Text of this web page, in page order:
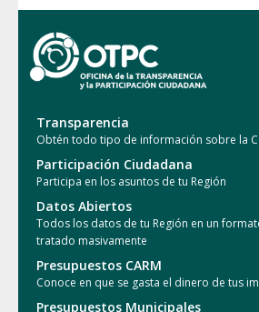
Transparencia
Obtén todo tipo de información sobre la
Participación Ciudadana
Participa en los asuntos de tu Región
Datos Abiertos
Todos los datos de tu Región en un
tratado masivamente
Presupuestos CARM
Conoce en que se gasta el dinero de tus
Presupuestos Municipales